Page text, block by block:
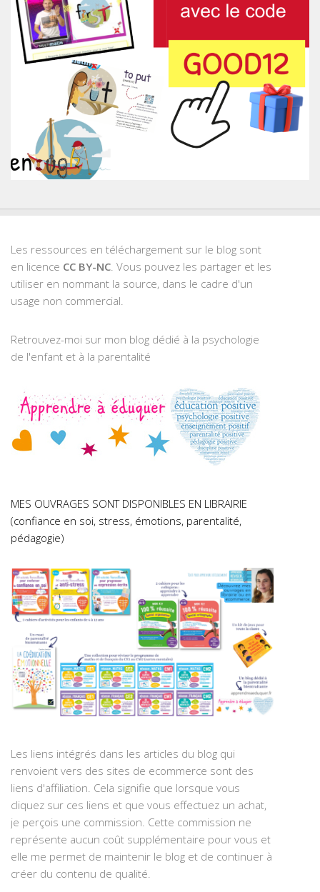
Les ressources en téléchargement sur le blog sont
en licence CC BY-NC. Vous pouvez les partager et les
utiliser en nommant la source, dans le cadre d'un
usage non commercial.
Retrouvez-moi sur mon blog dédié à la psychologie
de l'enfant et à la parentalité
MES OUVRAGES SONT DISPONIBLES EN LIBRAIRIE
(confiance en soi, stress, émotions, parentalité,
pédagogie)
Les liens intégrés dans les articles du blog qui
renvoient vers des sites de ecommerce sont des
liens d'affiliation. Cela signifie que lorsque vous
cliquez sur ces liens et que vous effectuez un achat,
je perçois une commission. Cette commission ne
représente aucun coût supplémentaire pour vous et
elle me permet de maintenir le blog et de continuer à
créer du contenu de qualité.